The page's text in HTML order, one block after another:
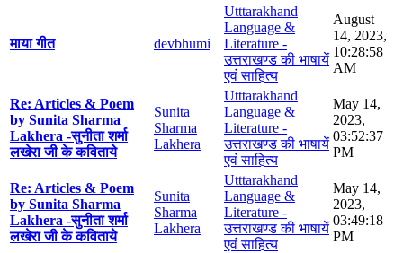
माया गीत devbhumi
Utttarakhand
Language &
Literature -
उत्तराखण्ड की भाषायें
एवं साहित्य
August
14, 2023,
10:28:58
AM
Re: Articles & Poem
by Sunita Sharma
Lakhera -सुनीता शर्मा
लखेरा जी के कविताये
Sunita
Sharma
Lakhera
Utttarakhand
Language &
Literature -
उत्तराखण्ड की भाषायें
एवं साहित्य
May 14,
2023,
03:52:37
PM
Re: Articles & Poem
by Sunita Sharma
Lakhera -सुनीता शर्मा
लखेरा जी के कविताये
Sunita
Sharma
Lakhera
Utttarakhand
Language &
Literature -
उत्तराखण्ड की भाषायें
एवं साहित्य
May 14,
2023,
03:49:18
PM